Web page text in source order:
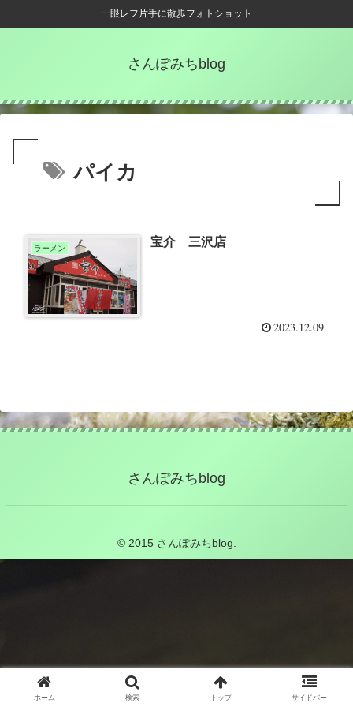
一眼レフ片手に散歩フォトショット
さんぽみちblog
パイカ
ラーメン 宝介 三沢店
2023.12.09
さんぽみちblog
© 2015 さんぽみちblog.
ホーム 検索 トップ サイドバー